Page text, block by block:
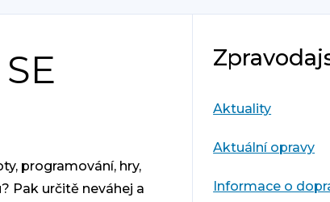
programování, hry,
Pak určitě neváhej a
Aktuality
Aktuální opravy
Informace o